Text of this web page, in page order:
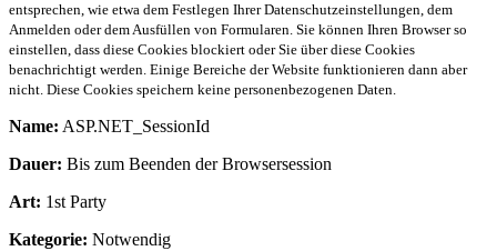
entsprechen, wie etwa dem Festlegen Ihrer Datenschutzeinstellungen, dem
Anmelden oder dem Ausfüllen von Formularen. Sie können Ihren Browser so
einstellen, dass diese Cookies blockiert oder Sie über diese Cookies
benachrichtigt werden. Einige Bereiche der Website funktionieren dann aber
nicht. Diese Cookies speichern keine personenbezogenen Daten.
Name: ASP.NET_SessionId
Dauer: Bis zum Beenden der Browsersession
Art: 1st Party
Kategorie: Notwendig